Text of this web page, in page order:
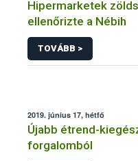
Hipermarketek
ellenőrizte a Nébih
TOVÁBB >
2019. június 17, hétfő
Újabb étrend-
forgalomból